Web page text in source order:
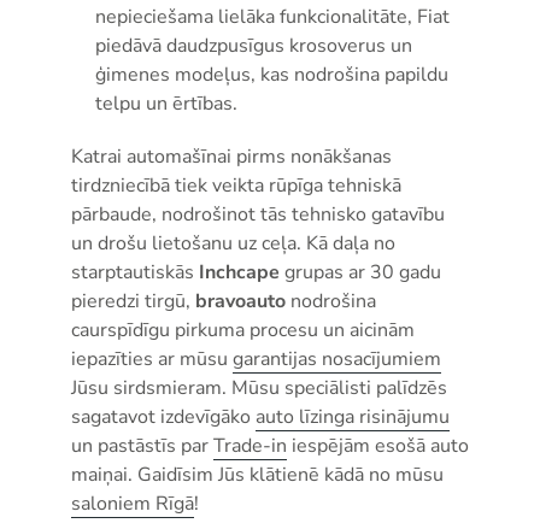
nepieciešama lielāka funkcionalitāte, Fiat
piedāvā daudzpusīgus krosoverus un
ģimenes modeļus, kas nodrošina papildu
telpu un ērtības.
Katrai automašīnai pirms nonākšanas
tirdzniecībā tiek veikta rūpīga tehniskā
pārbaude, nodrošinot tās tehnisko gatavību
un drošu lietošanu uz ceļa. Kā daļa no
starptautiskās Inchcape grupas ar 30 gadu
pieredzi tirgū, bravoauto nodrošina
caurspīdīgu pirkuma procesu un aicinām
iepazīties ar mūsu garantijas nosacījumiem
Jūsu sirdsmieram. Mūsu speciālisti palīdzēs
sagatavot izdevīgāko auto līzinga risinājumu
un pastāstīs parTrade-in iespējām esošā auto
maiņai. Gaidīsim Jūs klātienē kādā no mūsu
saloniem Rīgā!